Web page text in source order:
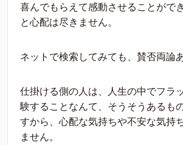
喜んでもらえて感動させることがで
と心配は尽きません。
ネットで検索してみても、賛否両論
仕掛ける側の人は、人生の中でフラ
験することなんて、そうそうあるも
すから、心配な気持ちや不安な気持
ません。